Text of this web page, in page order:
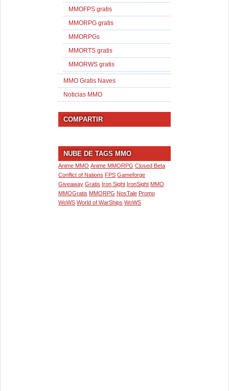
MMOFPS gratis
MMORPG gratis
MMORPGs
MMORTS gratis
MMORWS gratis
MMO Gratis Naves
Noticias MMO
COMPARTIR
NUBE DE TAGS MMO
Anime MMO Anime MMORPG Closed Beta
Conflict of Nations FPS Gameforge
Giveaway Gratis Iron Sight IronSight MMO
MMOGratis MMORPG NosTale Promo
WoWS World of WarShips WoWS